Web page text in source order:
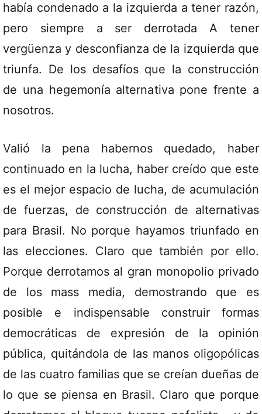
había condenado a la izquierda a tener razón,
pero siempre a ser derrotada A tener
vergüenza y desconfianza de la izquierda que
triunfa. De los desafíos que la construcción
de una hegemonía alternativa pone frente a
nosotros.
Valió la pena habernos quedado, haber
continuado en la lucha, haber creído que este
es el mejor espacio de lucha, de acumulación
de fuerzas, de construcción de alternativas
para Brasil. No porque hayamos triunfado en
las elecciones. Claro que también por ello.
Porque derrotamos al gran monopolio privado
de los mass media, demostrando que es
posible e indispensable construir formas
democráticas de expresión de la opinión
pública, quitándola de las manos oligopólicas
de las cuatro familias que se creían dueñas de
lo que se piensa en Brasil. Claro que porque